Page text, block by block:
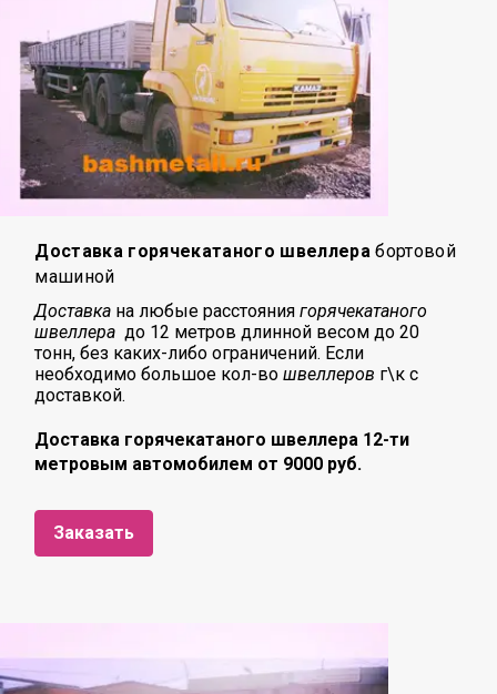
Доставка горячекатаного швеллерабортовой
машиной
Доставка на любые расстояниягорячекатаного
швеллера до 12 метров длинной весом до 20
тонн, без каких-либо ограничений. Если
необходимо большое кол-вошвеллеров г\к с
доставкой.
Доставка горячекатаного швеллера 12-ти
метровым автомобилем от 9000 руб.
Заказать